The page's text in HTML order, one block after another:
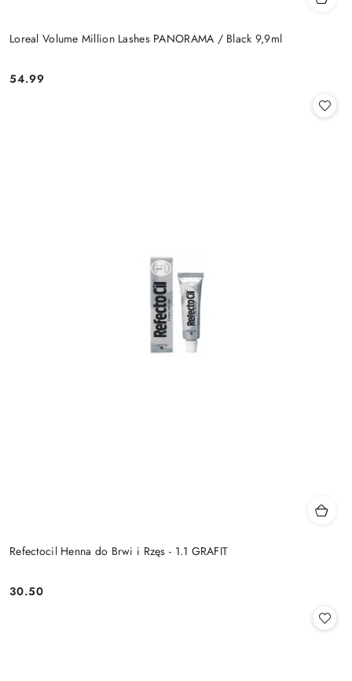
Loreal Volume Million Lashes PANORAMA / Black 9,9ml
Cena:
54.99
Refectocil Henna do Brwi i Rzęs - 1.1 GRAFIT
Cena:
30.50